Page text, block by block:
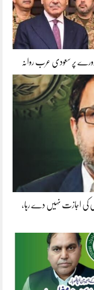
دورے پر سعودی عرب روانہ
کی اجازت نہیں دے رہا،